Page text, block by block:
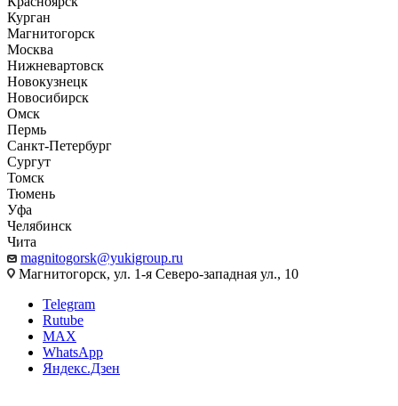
Курган
Магнитогорск
Москва
Нижневартовск
Новокузнецк
Новосибирск
Омск
Пермь
Санкт-Петербург
Сургут
Томск
Тюмень
Уфа
Челябинск
Чита
magnitogorsk@yukigroup.ru
Магнитогорск, ул. 1-я Северо-западная ул., 10
Telegram
Rutube
MAX
WhatsApp
Яндекс.Дзен